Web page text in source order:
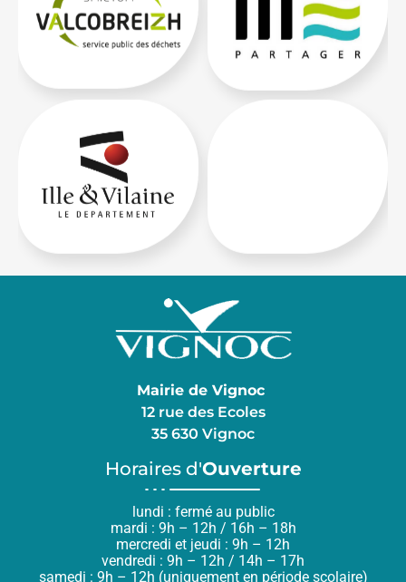
Mairie de Vignoc
12 rue des Ecoles
35 630 Vignoc
Horaires d'Ouverture
lundi : fermé au public
mardi : 9h – 12h / 16h – 18h
mercredi et jeudi : 9h – 12h
vendredi : 9h – 12h / 14h – 17h
samedi : 9h – 12h (uniquement en période scolaire)